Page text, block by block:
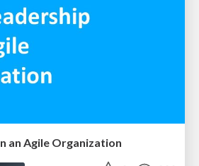
an Agile Organization